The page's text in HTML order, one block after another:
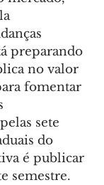
preparando
no valor
fomentar
sete
do
é publicar
semestre.